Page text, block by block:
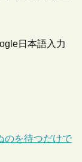
日本語入力
のを待つだけで